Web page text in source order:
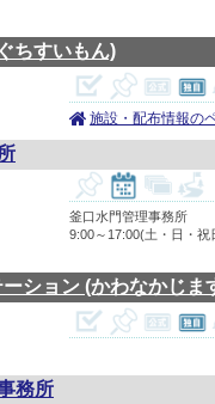
ちすいもん)
施設・配布情報の
釜口水門管理事務所
9:00～17:00(土・日・祝
ション (かわなかじま
務所